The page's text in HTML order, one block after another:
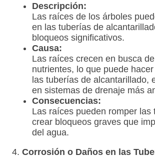
Descripción:
Las raíces de los árboles
en las tuberías de
bloqueos significativos.
Causa:
Las raíces crecen en busca
nutrientes, lo que puede
las tuberías de alcantarillado,
en sistemas de drenaje más
Consecuencias:
Las raíces pueden romper las
crear bloqueos graves que
del agua.
4. Corrosión o Daños en las